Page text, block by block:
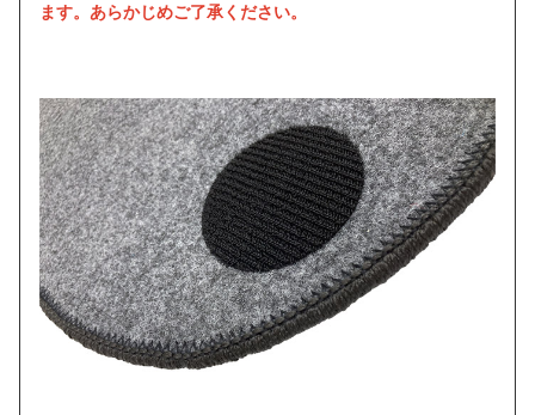
ます。あらかじめご了承ください。